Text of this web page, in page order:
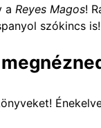
a Reyes Magos!
szókincs is!